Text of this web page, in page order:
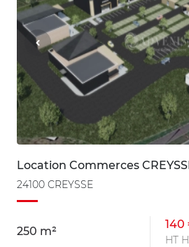
Location Commerces
24100 CREYSSE
250 m²
140
HT